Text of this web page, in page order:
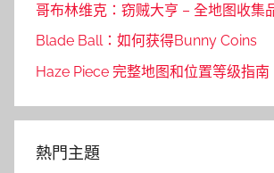
哥布林维克：窃贼大亨 – 全地图收集
Blade Ball：如何获得Bunny Coins
Haze Piece 完整地图和位置等级指南
熱門主題